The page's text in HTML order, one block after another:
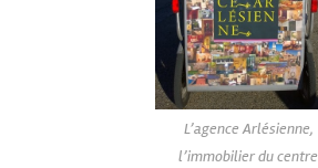
L’agence Arlésienne,
l’immobilier du centre